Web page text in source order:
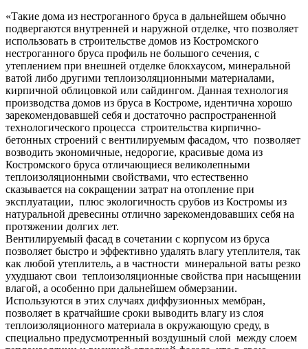
«Такие дома из нестроганного бруса в дальнейшем обычно
подвергаются внутренней и наружной отделке, что позволяет
использовать в строительстве домов из Костромского
нестроганного бруса профиль не большого сечения, с
утеплением при внешней отделке блокхаусом, минеральной
ватой либо другими теплоизоляционными материалами,
кирпичной облицовкой или сайдингом. Данная технология
производства домов из бруса в Костроме, идентична хорошо
зарекомендовавшей себя и достаточно распространенной
технологического процесса строительства кирпично-
бетонных строений с вентилируемым фасадом, что позволяет
возводить экономичные, недорогие, красивые дома из
Костромского бруса отличающиеся великолепными
теплоизоляционными свойствами, что естественно
сказывается на сокращении затрат на отопление при
эксплуатации, плюс экологичность срубов из Костромы из
натуральной древесины отлично зарекомендовавших себя на
протяжении долгих лет.
Вентилируемый фасад в сочетании с корпусом из бруса
позволяет быстро и эффективно удалять влагу утеплителя, так
как любой утеплитель, а в частности минеральной ваты резко
ухудшают свои теплоизоляционные свойства при насыщении
влагой, а особенно при дальнейшем обмерзании.
Используются в этих случаях диффузионных мембран,
позволяет в кратчайшие сроки выводить влагу из слоя
теплоизоляционного материала в окружающую среду, в
специально предусмотренный воздушный слой между слоем